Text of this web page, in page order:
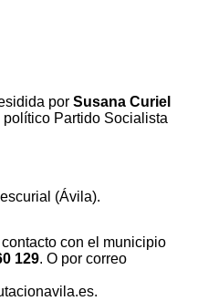
porSusana Curiel
político Partido Socialista
(Ávila).
con el municipio
129. O por correo